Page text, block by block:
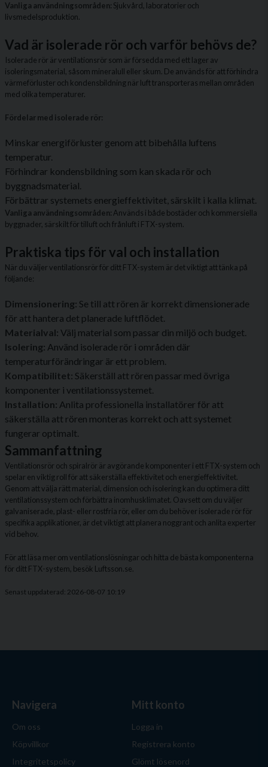
Vanliga användningsområden: Sjukvård, laboratorier och
livsmedelsproduktion.
Vad är isolerade rör och varför behövs de?
Isolerade rör är ventilationsrör som är försedda med ett lager av
isoleringsmaterial, såsom mineralull eller skum. De används för att förhindra
värmeförluster och kondensbildning när luft transporteras mellan områden
med olika temperaturer.
Fördelar med isolerade rör:
Minskar energiförluster genom att bibehålla luftens
temperatur.
Förhindrar kondensbildning som kan skada rör och
byggnadsmaterial.
Förbättrar systemets energieffektivitet, särskilt i kalla klimat.
Vanliga användningsområden: Används i både bostäder och kommersiella
byggnader, särskilt för tilluft och frånluft i FTX-system.
Praktiska tips för val och installation
När du väljer ventilationsrör för ditt FTX-system är det viktigt att tänka på
följande:
Dimensionering: Se till att rören är korrekt dimensionerade
för att hantera det planerade luftflödet.
Materialval: Välj material som passar din miljö och budget.
Isolering: Använd isolerade rör i områden där
temperaturförändringar är ett problem.
Kompatibilitet: Säkerställ att rören passar med övriga
komponenter i ventilationssystemet.
Installation: Anlita professionella installatörer för att
säkerställa att rören monteras korrekt och att systemet
fungerar optimalt.
Sammanfattning
Ventilationsrör och spiralrör är avgörande komponenter i ett FTX-system och
spelar en viktig roll för att säkerställa effektivitet och energieffektivitet.
Genom att välja rätt material, dimension och isolering kan du optimera ditt
ventilationssystem och förbättra inomhusklimatet. Oavsett om du väljer
galvaniserade, plast- eller rostfria rör, eller om du behöver isolerade rör för
specifika applikationer, är det viktigt att planera noggrant och anlita experter
vid behov.
För att läsa mer om ventilationslösningar och hitta de bästa komponenterna
för ditt FTX-system, besök Luftsson.se.
Senast uppdaterad: 2026-08-07 10:19
Navigera
Om oss
Köpvillkor
Integritetspolicy
Mitt konto
Logga in
Registrera konto
Glömt lösenord